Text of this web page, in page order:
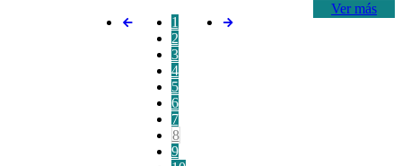
Ver más
1
2
3
4
5
6
7
8
9